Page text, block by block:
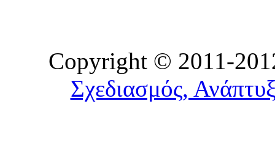
Copyright © 2011-
Σχεδιασμός,